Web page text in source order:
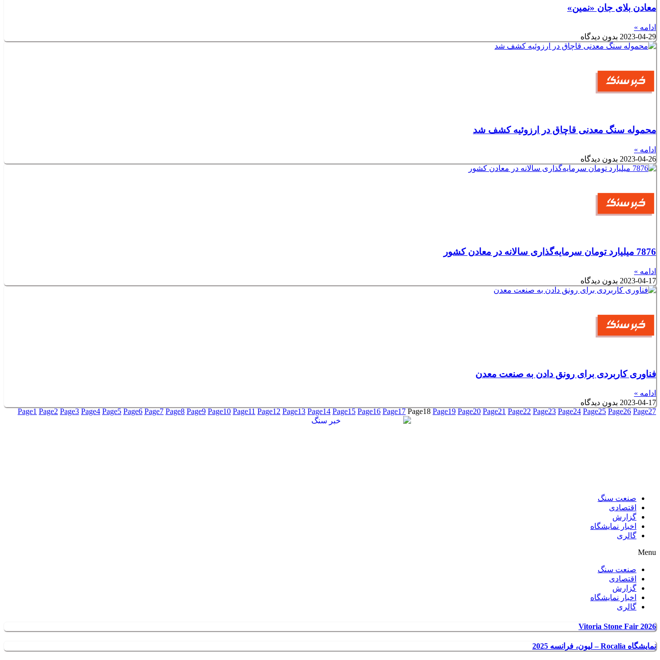
معادن بلای جان «نمین»
ادامه »
2023-04-29 بدون دیدگاه
محموله سنگ معدنی قاچاق در ارزوئیه کشف شد
ادامه »
2023-04-26 بدون دیدگاه
7876 میلیارد تومان سرمایه‌گذاری سالانه در معادن کشور
ادامه »
2023-04-17 بدون دیدگاه
فناوری کاربردی برای رونق دادن به صنعت معدن
ادامه »
2023-04-17 بدون دیدگاه
Page1 Page2 Page3 Page4 Page5 Page6 Page7 Page8 Page9 Page10 Page11 Page12 Page13 Page14 Page15 Page16 Page17 Page18 Page19 Page20 Page21 Page22 Page23 Page24 Page25 Page26 Page27
صنعت سنگ
اقتصادی
گزارش
اخبار نمایشگاه
گالری
Menu
صنعت سنگ
اقتصادی
گزارش
اخبار نمایشگاه
گالری
Vitoria Stone Fair 2026
نمایشگاه Rocalia – لیون، فرانسه 2025